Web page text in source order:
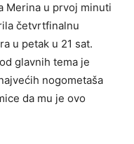
Merina u prvoj minuti
četvrtfinalnu
u petak u 21 sat.
glavnih tema je
nogometaša
da mu je ovo